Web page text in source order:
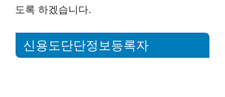
도록 하겠습니다.
신용도단단정보등록자